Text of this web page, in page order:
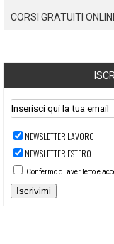
CORSI GRATUITI
NEWSLETTER LAVORO
NEWSLETTER ESTERO
Confermo di aver letto e
Iscrivimi